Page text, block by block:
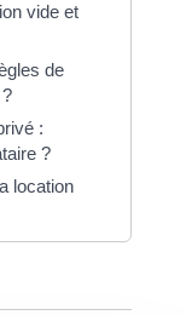
vide et
de
:
?
location